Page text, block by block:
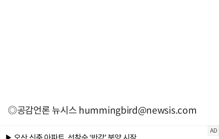
◎공감언론 뉴시스hummingbird@newsis.com